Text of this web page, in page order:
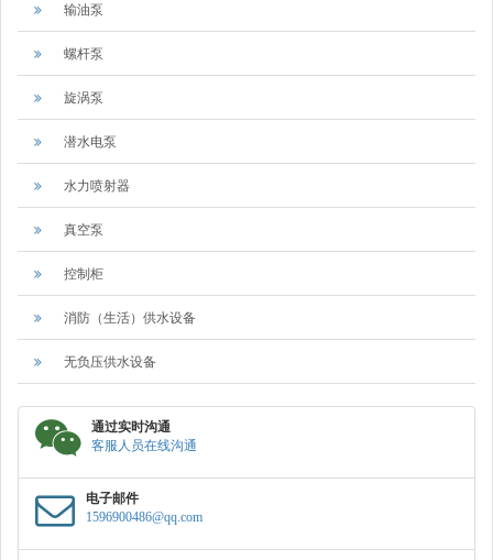
输油泵
螺杆泵
旋涡泵
潜水电泵
水力喷射器
真空泵
控制柜
消防（生活）供水设备
无负压供水设备
通过实时沟通
客服人员在线沟通
电子邮件
1596900486@qq.com